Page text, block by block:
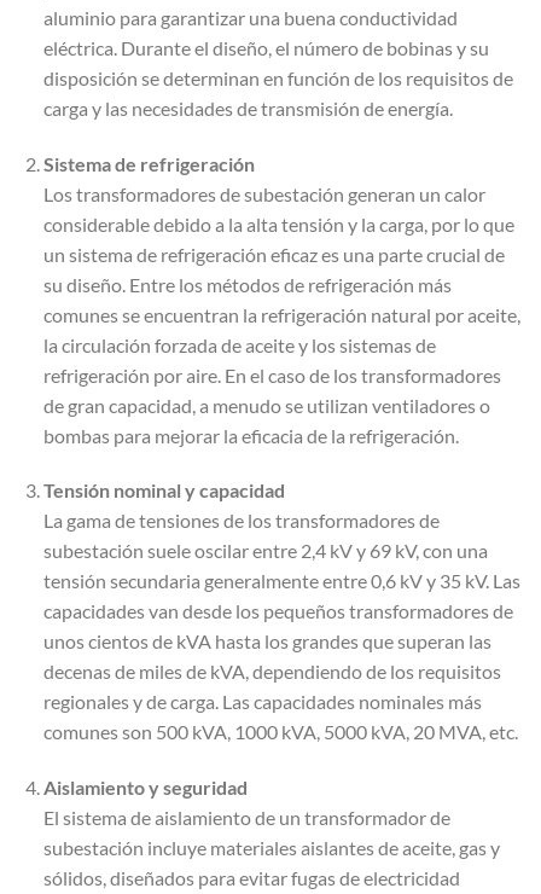
aluminio para garantizar una buena conductividad
eléctrica. Durante el diseño, el número de bobinas y su
disposición se determinan en función de los requisitos de
carga y las necesidades de transmisión de energía.
Sistema de refrigeración
Los transformadores de subestación generan un calor
considerable debido a la alta tensión y la carga, por lo que
un sistema de refrigeración eficaz es una parte crucial de
su diseño. Entre los métodos de refrigeración más
comunes se encuentran la refrigeración natural por aceite,
la circulación forzada de aceite y los sistemas de
refrigeración por aire. En el caso de los transformadores
de gran capacidad, a menudo se utilizan ventiladores o
bombas para mejorar la eficacia de la refrigeración.
Tensión nominal y capacidad
La gama de tensiones de los transformadores de
subestación suele oscilar entre 2,4 kV y 69 kV, con una
tensión secundaria generalmente entre 0,6 kV y 35 kV. Las
capacidades van desde los pequeños transformadores de
unos cientos de kVA hasta los grandes que superan las
decenas de miles de kVA, dependiendo de los requisitos
regionales y de carga. Las capacidades nominales más
comunes son 500 kVA, 1000 kVA, 5000 kVA, 20 MVA, etc.
Aislamiento y seguridad
El sistema de aislamiento de un transformador de
subestación incluye materiales aislantes de aceite, gas y
sólidos, diseñados para evitar fugas de electricidad